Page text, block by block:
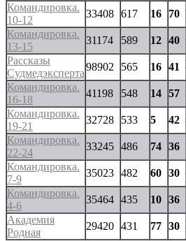
Командировка.
10-12
33408 617 16 70
Командировка.
13-15
31174 589 12 40
Рассказы
Судмедэксперта
98902 565 16 41
Командировка.
16-18
41198 548 14 57
Командировка.
19-21
32728 533 5 42
Командировка.
22-24
33245 486 74 36
Командировка.
7-9
35023 482 60 30
Командировка.
4-6
35464 435 10 36
Академия
Родная
29420 431 77 30